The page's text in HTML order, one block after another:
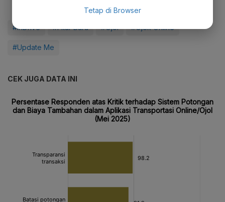
#inDrive #Fitur Baru #Ojol #Ojek Online
#Update Me
CEK JUGA DATA INI
Tetap di Browser